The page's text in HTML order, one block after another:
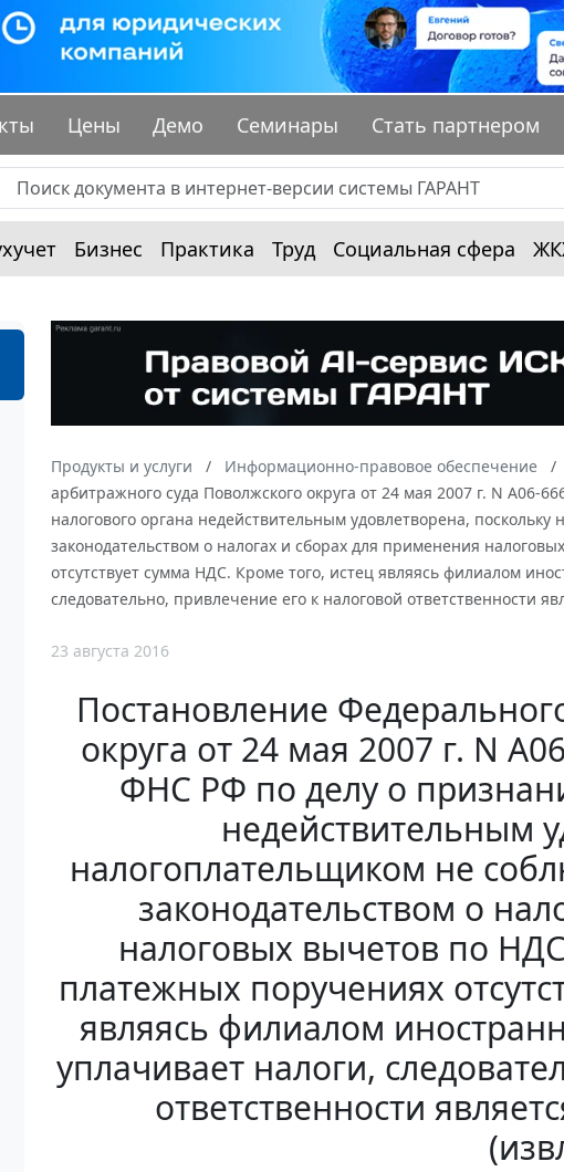
Цены Демо Семинары Стать партнером
Бизнес Практика Труд Социальная сфера
Продукты и услуги Информационно-правовое обеспечение
арбитражного суда Поволжского округа от 24 мая 2007 г. N
налогового органа недействительным удовлетворена,
законодательством о налогах и сборах для применения
отсутствует сумма НДС. Кроме того, истец являясь филиалом
следовательно, привлечение его к налоговой ответственности
23 августа 2016
Постановление
округа от 24 мая 2007 г. N
ФНС РФ по делу о
недействительным
налогоплательщиком не
законодательством о
налоговых вычетов по
платежных поручениях
являясь филиалом
уплачивает налоги,
ответственности